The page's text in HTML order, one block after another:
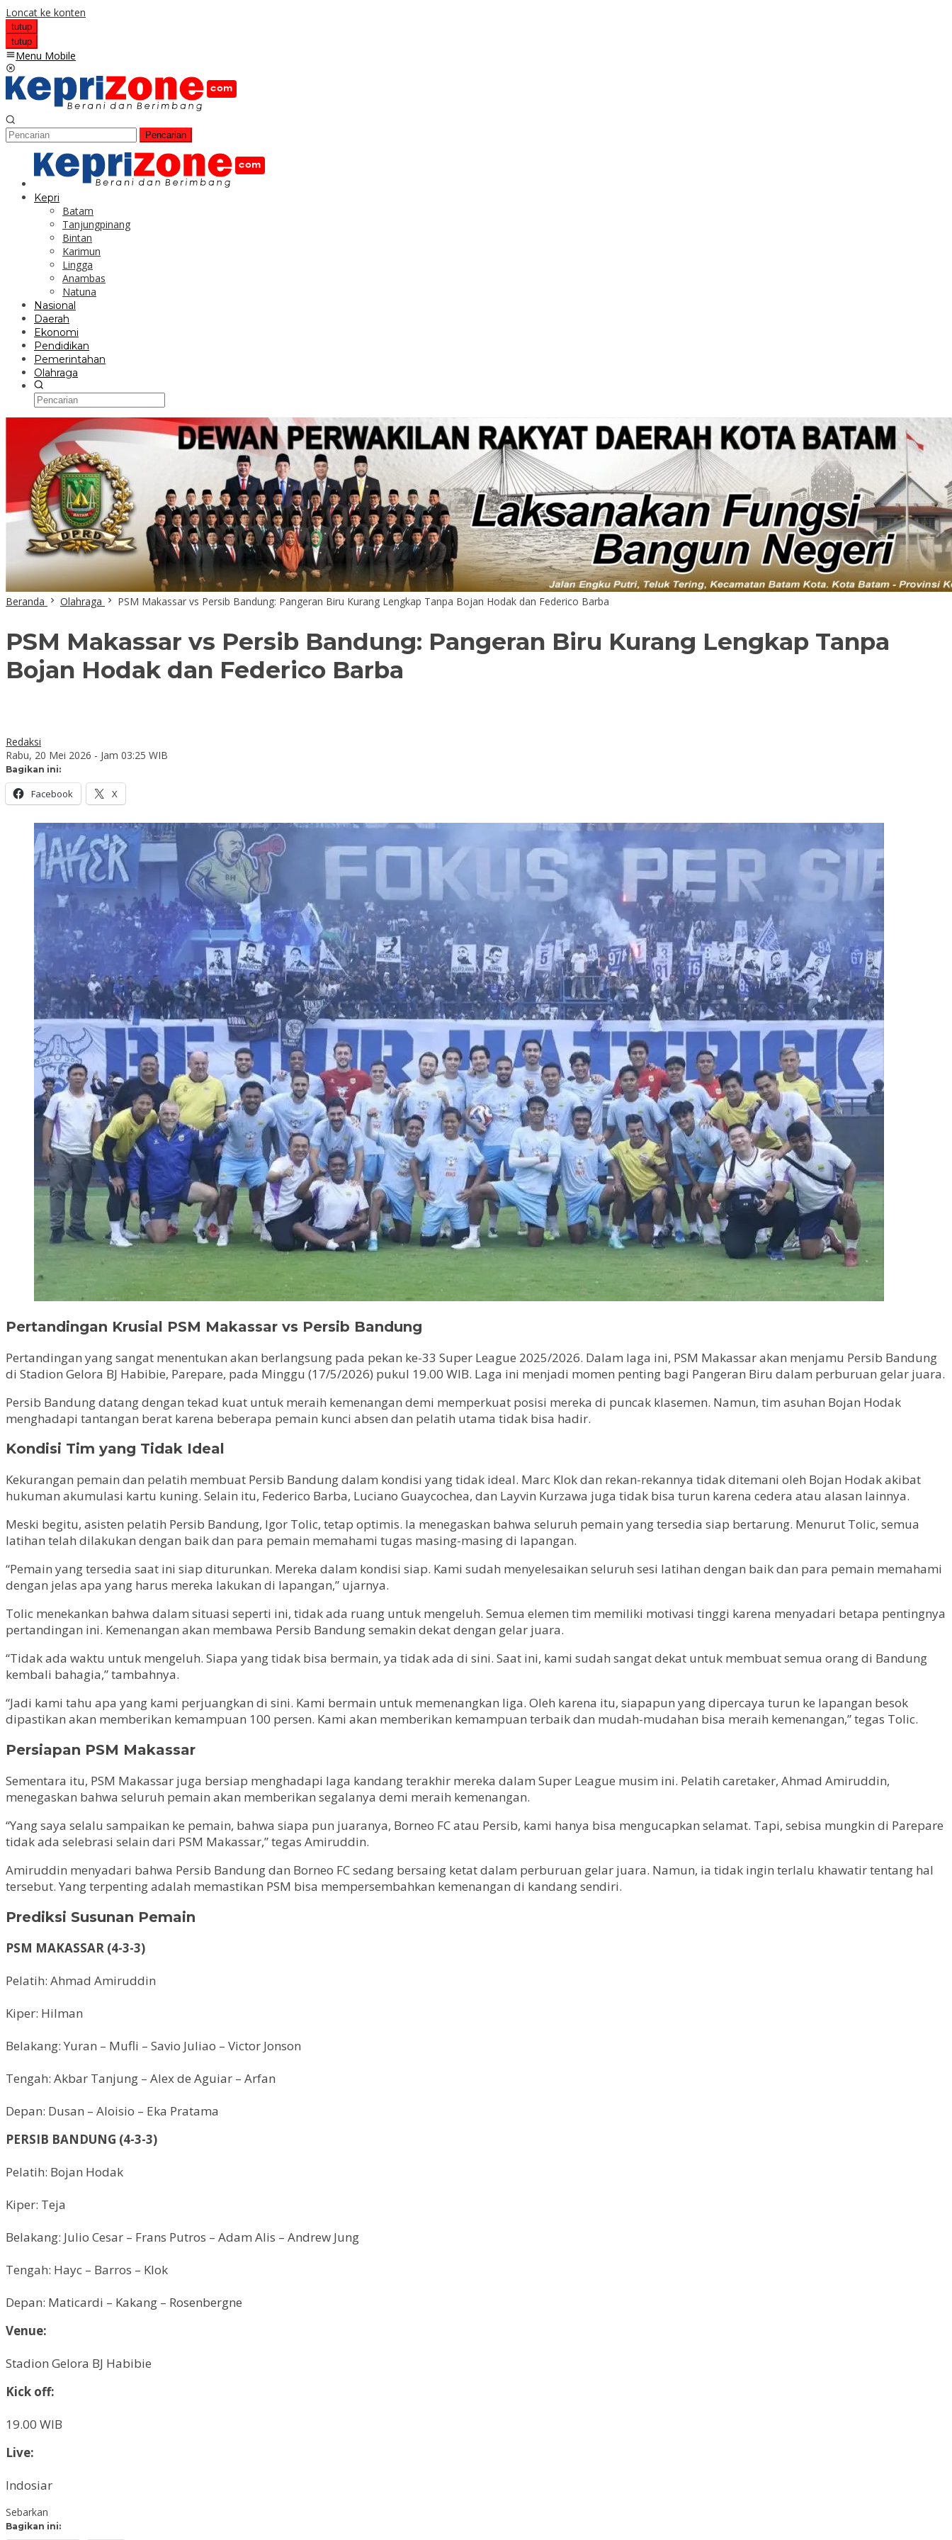
Loncat ke konten
tutup
tutup
Menu Mobile
Pencarian
Kepri
Batam
Tanjungpinang
Bintan
Karimun
Lingga
Anambas
Natuna
Nasional
Daerah
Ekonomi
Pendidikan
Pemerintahan
Olahraga
Beranda Olahraga PSM Makassar vs Persib Bandung: Pangeran Biru Kurang Lengkap Tanpa Bojan Hodak dan Federico Barba
PSM Makassar vs Persib Bandung: Pangeran Biru Kurang Lengkap Tanpa
Bojan Hodak dan Federico Barba
Redaksi
Rabu, 20 Mei 2026 - Jam 03:25 WIB
Bagikan ini:
Facebook X
Pertandingan Krusial PSM Makassar vs Persib Bandung
Pertandingan yang sangat menentukan akan berlangsung pada pekan ke-33 Super League 2025/2026. Dalam laga ini, PSM Makassar akan menjamu Persib Bandung
di Stadion Gelora BJ Habibie, Parepare, pada Minggu (17/5/2026) pukul 19.00 WIB. Laga ini menjadi momen penting bagi Pangeran Biru dalam perburuan gelar juara.
Persib Bandung datang dengan tekad kuat untuk meraih kemenangan demi memperkuat posisi mereka di puncak klasemen. Namun, tim asuhan Bojan Hodak
menghadapi tantangan berat karena beberapa pemain kunci absen dan pelatih utama tidak bisa hadir.
Kondisi Tim yang Tidak Ideal
Kekurangan pemain dan pelatih membuat Persib Bandung dalam kondisi yang tidak ideal. Marc Klok dan rekan-rekannya tidak ditemani oleh Bojan Hodak akibat
hukuman akumulasi kartu kuning. Selain itu, Federico Barba, Luciano Guaycochea, dan Layvin Kurzawa juga tidak bisa turun karena cedera atau alasan lainnya.
Meski begitu, asisten pelatih Persib Bandung, Igor Tolic, tetap optimis. Ia menegaskan bahwa seluruh pemain yang tersedia siap bertarung. Menurut Tolic, semua
latihan telah dilakukan dengan baik dan para pemain memahami tugas masing-masing di lapangan.
“Pemain yang tersedia saat ini siap diturunkan. Mereka dalam kondisi siap. Kami sudah menyelesaikan seluruh sesi latihan dengan baik dan para pemain memahami
dengan jelas apa yang harus mereka lakukan di lapangan,” ujarnya.
Tolic menekankan bahwa dalam situasi seperti ini, tidak ada ruang untuk mengeluh. Semua elemen tim memiliki motivasi tinggi karena menyadari betapa pentingnya
pertandingan ini. Kemenangan akan membawa Persib Bandung semakin dekat dengan gelar juara.
“Tidak ada waktu untuk mengeluh. Siapa yang tidak bisa bermain, ya tidak ada di sini. Saat ini, kami sudah sangat dekat untuk membuat semua orang di Bandung
kembali bahagia,” tambahnya.
“Jadi kami tahu apa yang kami perjuangkan di sini. Kami bermain untuk memenangkan liga. Oleh karena itu, siapapun yang dipercaya turun ke lapangan besok
dipastikan akan memberikan kemampuan 100 persen. Kami akan memberikan kemampuan terbaik dan mudah-mudahan bisa meraih kemenangan,” tegas Tolic.
Persiapan PSM Makassar
Sementara itu, PSM Makassar juga bersiap menghadapi laga kandang terakhir mereka dalam Super League musim ini. Pelatih caretaker, Ahmad Amiruddin,
menegaskan bahwa seluruh pemain akan memberikan segalanya demi meraih kemenangan.
“Yang saya selalu sampaikan ke pemain, bahwa siapa pun juaranya, Borneo FC atau Persib, kami hanya bisa mengucapkan selamat. Tapi, sebisa mungkin di Parepare
tidak ada selebrasi selain dari PSM Makassar,” tegas Amiruddin.
Amiruddin menyadari bahwa Persib Bandung dan Borneo FC sedang bersaing ketat dalam perburuan gelar juara. Namun, ia tidak ingin terlalu khawatir tentang hal
tersebut. Yang terpenting adalah memastikan PSM bisa mempersembahkan kemenangan di kandang sendiri.
Prediksi Susunan Pemain
PSM MAKASSAR (4-3-3)
Pelatih: Ahmad Amiruddin
Kiper: Hilman
Belakang: Yuran – Mufli – Savio Juliao – Victor Jonson
Tengah: Akbar Tanjung – Alex de Aguiar – Arfan
Depan: Dusan – Aloisio – Eka Pratama
PERSIB BANDUNG (4-3-3)
Pelatih: Bojan Hodak
Kiper: Teja
Belakang: Julio Cesar – Frans Putros – Adam Alis – Andrew Jung
Tengah: Hayc – Barros – Klok
Depan: Maticardi – Kakang – Rosenbergne
Venue:
Stadion Gelora BJ Habibie
Kick off:
19.00 WIB
Live:
Indosiar
Sebarkan
Bagikan ini: